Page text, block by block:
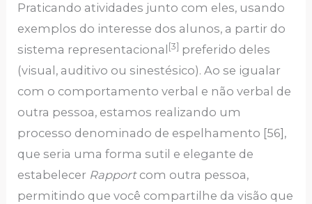
Praticando atividades junto com eles, usando
exemplos do interesse dos alunos, a partir do
sistema representacional [3] preferido deles
(visual, auditivo ou sinestésico). Ao se igualar
com o comportamento verbal e não verbal de
outra pessoa, estamos realizando um
processo denominado de espelhamento [56],
que seria uma forma sutil e elegante de
estabelecer Rapportcom outra pessoa,
permitindo que você compartilhe da visão que